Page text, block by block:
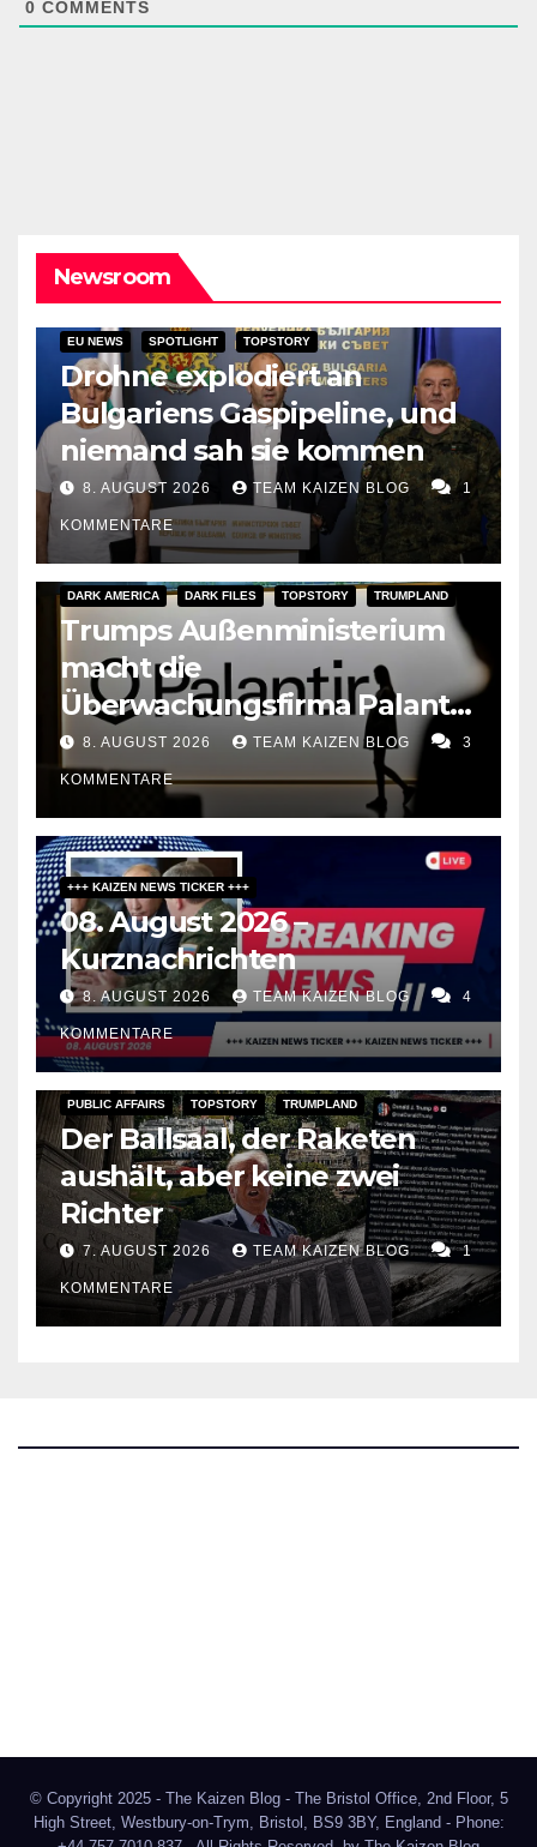
0 COMMENTS
Newsroom
EU NEWS SPOTLIGHT TOPSTORY
Drohne explodiert an
Bulgariens Gaspipeline, und
niemand sah sie kommen
8. AUGUST 2026 TEAM KAIZEN BLOG 1
KOMMENTARE
DARK AMERICA DARK FILES TOPSTORY TRUMPLAND
Trumps Außenministerium
macht die
Überwachungsfirma Palantir
zum Berater für
Meinungsfreiheit
8. AUGUST 2026 TEAM KAIZEN BLOG 3
KOMMENTARE
+++ KAIZEN NEWS TICKER +++
08. August 2026 –
Kurznachrichten
8. AUGUST 2026 TEAM KAIZEN BLOG 4
KOMMENTARE
PUBLIC AFFAIRS TOPSTORY TRUMPLAND
Der Ballsaal, der Raketen
aushält, aber keine zwei
Richter
7. AUGUST 2026 TEAM KAIZEN BLOG 1
KOMMENTARE
© Copyright 2025 - The Kaizen Blog - The Bristol Office, 2nd Floor, 5
High Street, Westbury-on-Trym, Bristol, BS9 3BY, England - Phone: